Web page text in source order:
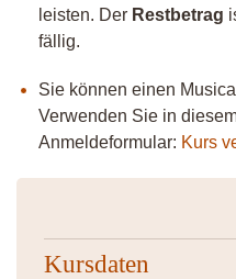
leisten. Der Restbetrag
fällig.
Sie können einen
Verwenden Sie in
Anmeldeformular: Kurs
Kursdaten